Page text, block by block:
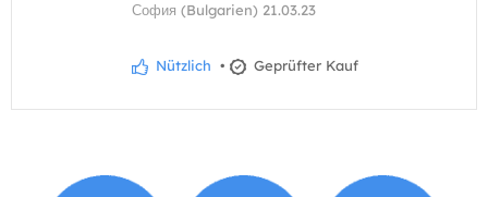
София (Bulgarien) 21.03.23
Nützlich • Geprüfter Kauf